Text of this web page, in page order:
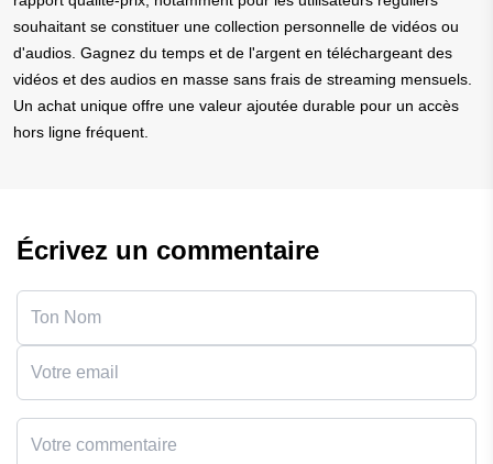
souhaitant se constituer une collection personnelle de vidéos ou
d'audios. Gagnez du temps et de l'argent en téléchargeant des
vidéos et des audios en masse sans frais de streaming mensuels.
Un achat unique offre une valeur ajoutée durable pour un accès
hors ligne fréquent.
Écrivez un commentaire